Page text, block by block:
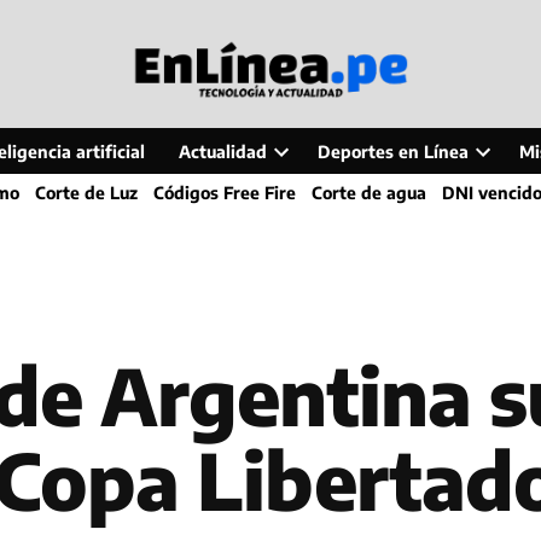
artificial Actualidad
Open
dropdown
Deportes en Línea
Open
dropdown
Corte de Luz Códigos Free Fire Corte de agua DNI vencido
Argentina